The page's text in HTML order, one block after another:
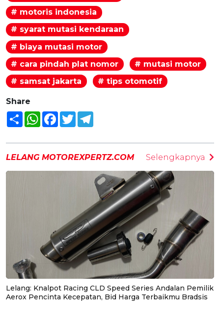
# motoris indonesia
# syarat mutasi kendaraan
# biaya mutasi motor
# cara pindah plat nomor
# mutasi motor
# samsat jakarta
# tips otomotif
Share
Share WhatsAppFacebook
Twitter
LELANG MOTOREXPERTZ.COM Selengkapnya
Lelang: Knalpot Racing CLD Speed Series Andalan Pemilik
Aerox Pencinta Kecepatan, Bid Harga Terbaikmu Bradsis